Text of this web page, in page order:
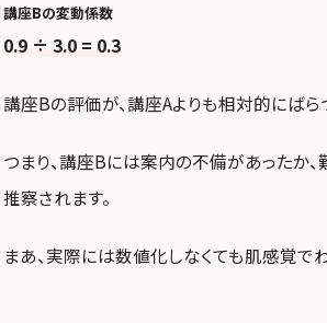
講座Bの変動係数
0.9 ÷ 3.0 = 0.3
講座Bの評価が、講座Aよりも相対的にばら
つまり、講座Bには案内の不備があったか
推察されます。
まあ、実際には数値化しなくても肌感覚